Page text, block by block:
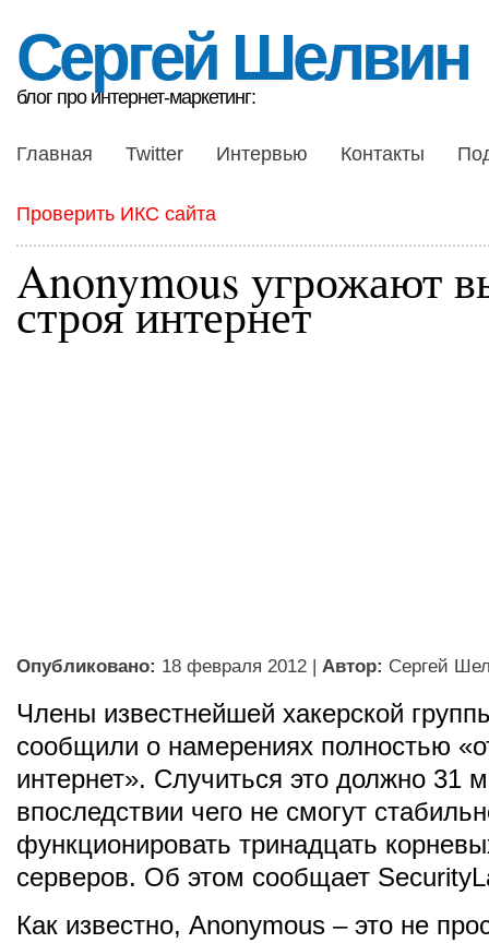
Сергей Шелвин
блог про интернет-маркетинг:
Главная Twitter Интервью Контакты
Проверить ИКС сайта
Anonymous угрожают
строя интернет
Опубликовано: 18 февраля 2012 | Автор: Сергей
Члены известнейшей хакерской
сообщили о намерениях полностью
интернет». Случиться это должно 31
впоследствии чего не смогут
функционировать тринадцать
серверов. Об этом сообщает
Как известно, Anonymous – это не